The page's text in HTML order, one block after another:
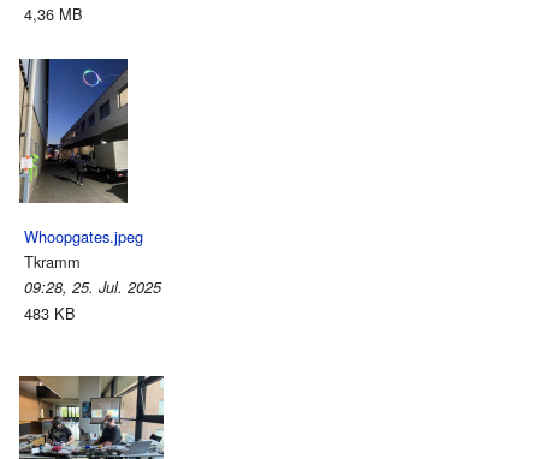
4,36 MB
Whoopgates.jpeg
Tkramm
09:28, 25. Jul. 2025
483 KB